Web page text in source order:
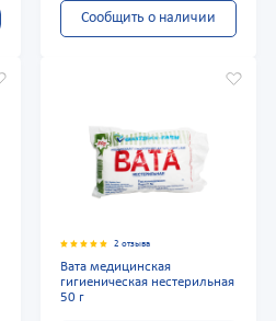
Сообщить о наличии
2 отзыва
Вата медицинская
гигиеническая нестерильная
50 г